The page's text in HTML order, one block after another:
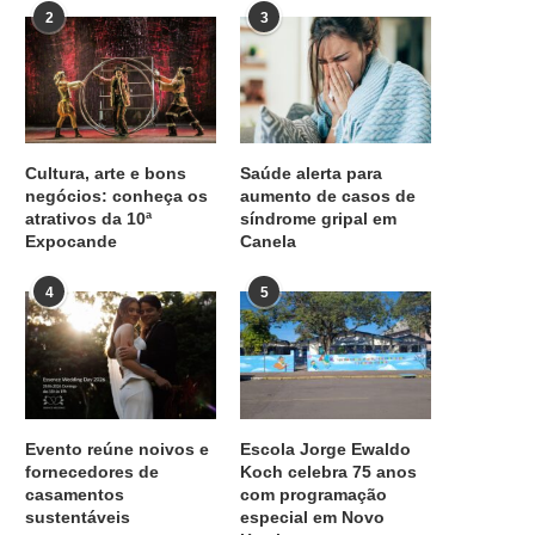
2
Cultura, arte e bons
negócios: conheça os
atrativos da 10ª
Expocande
3
Saúde alerta para
aumento de casos de
síndrome gripal em
Canela
4
Evento reúne noivos e
fornecedores de
casamentos
sustentáveis
5
Escola Jorge Ewaldo
Koch celebra 75 anos
com programação
especial em Novo